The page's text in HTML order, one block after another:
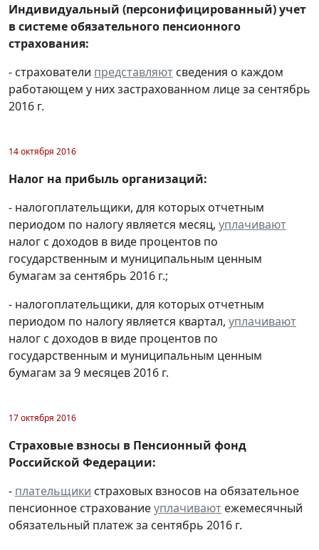
Индивидуальный (персонифицированный) учет
в системе обязательного пенсионного
страхования:
- страхователи представляют сведения о каждом
работающем у них застрахованном лице за сентябрь
2016 г.
14 октября 2016
Налог на прибыль организаций:
- налогоплательщики, для которых отчетным
периодом по налогу является месяц, уплачивают
налог с доходов в виде процентов по
государственным и муниципальным ценным
бумагам за сентябрь 2016 г.;
- налогоплательщики, для которых отчетным
периодом по налогу является квартал, уплачивают
налог с доходов в виде процентов по
государственным и муниципальным ценным
бумагам за 9 месяцев 2016 г.
17 октября 2016
Страховые взносы в Пенсионный фонд
Российской Федерации:
- плательщики страховых взносов на обязательное
пенсионное страхованиеуплачивают ежемесячный
обязательный платеж за сентябрь 2016 г.